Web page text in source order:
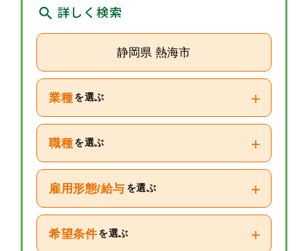
詳しく検索
静岡県 熱海市
業種 を選ぶ +
職種 を選ぶ +
雇用形態/給与 を選ぶ +
希望条件 を選ぶ +